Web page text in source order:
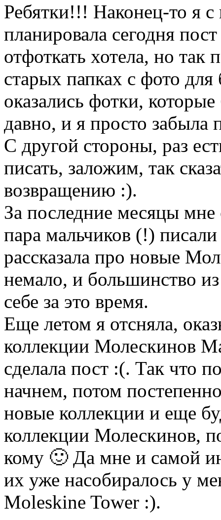
Ребятки!!! Наконец-то я
планировала сегодня
отфоткать хотела, но так
старых папках с фото
оказались фотки,
давно, и я просто
С другой стороны, раз
писать, заложим, так
возвращению :).
За последние месяцы
пара мальчиков (!)
рассказала про новые
немало, и большинство
себе за это время.
Еще летом я отсняла,
коллекции Молескинов
сделала пост :(. Так что
начнем, потом
новые коллекции и еще
коллекции Молескинов,
кому 🙂 Да мне и самой
их уже насобиралось у
Moleskine Tower :).